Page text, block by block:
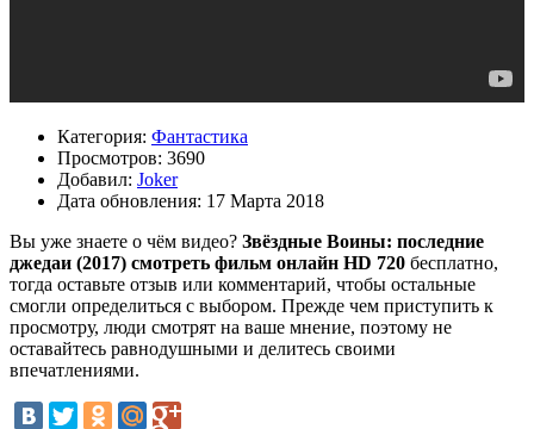
Категория: Фантастика
Просмотров: 3690
Добавил: Joker
Дата обновления: 17 Марта 2018
Вы уже знаете о чём видео? Звёздные Воины: последние
джедаи (2017) смотреть фильм онлайн HD 720 бесплатно,
тогда оставьте отзыв или комментарий, чтобы остальные
смогли определиться с выбором. Прежде чем приступить к
просмотру, люди смотрят на ваше мнение, поэтому не
оставайтесь равнодушными и делитесь своими
впечатлениями.